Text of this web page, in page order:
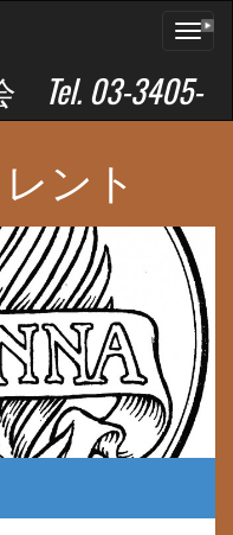
Tel. 03-3405-
ント